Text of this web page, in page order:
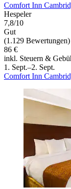
Comfort Inn
Hespeler
7,8/10
Gut
(1.129 Bewertungen)
86 €
inkl. Steuern &
1. Sept.–2. Sept.
Comfort Inn